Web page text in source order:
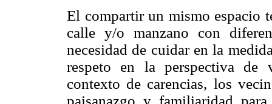
El compartir un mismo espacio
calle y/o manzano con
necesidad de cuidar en la
respeto en la perspectiva de
contexto de carencias, los